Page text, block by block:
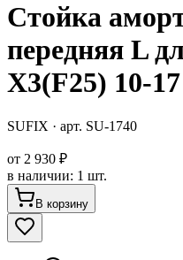
Стойка
передняя L
X3(F25) 10-
SUFIX · арт. SU-1740
от 2 930 ₽
в наличии: 1 шт.
В корзину